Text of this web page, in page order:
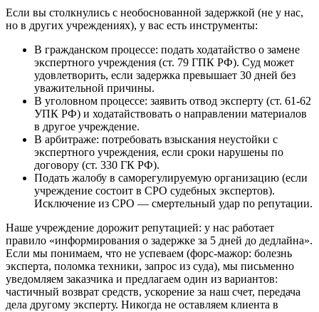
Если вы столкнулись с необоснованной задержкой (не у нас,
но в других учреждениях), у вас есть инструменты:
В гражданском процессе: подать ходатайство о замене
экспертного учреждения (ст. 79 ГПК РФ). Суд может
удовлетворить, если задержка превышает 30 дней без
уважительной причины.
В уголовном процессе: заявить отвод эксперту (ст. 61-62
УПК РФ) и ходатайствовать о направлении материалов
в другое учреждение.
В арбитраже: потребовать взыскания неустойки с
экспертного учреждения, если сроки нарушены по
договору (ст. 330 ГК РФ).
Подать жалобу в саморегулируемую организацию (если
учреждение состоит в СРО судебных экспертов).
Исключение из СРО — смертельный удар по репутации.
Наше учреждение дорожит репутацией: у нас работает
правило «информирования о задержке за 5 дней до дедлайна».
Если мы понимаем, что не успеваем (форс-мажор: болезнь
эксперта, поломка техники, запрос из суда), мы письменно
уведомляем заказчика и предлагаем один из вариантов:
частичный возврат средств, ускорение за наш счет, передача
дела другому эксперту. Никогда не оставляем клиента в